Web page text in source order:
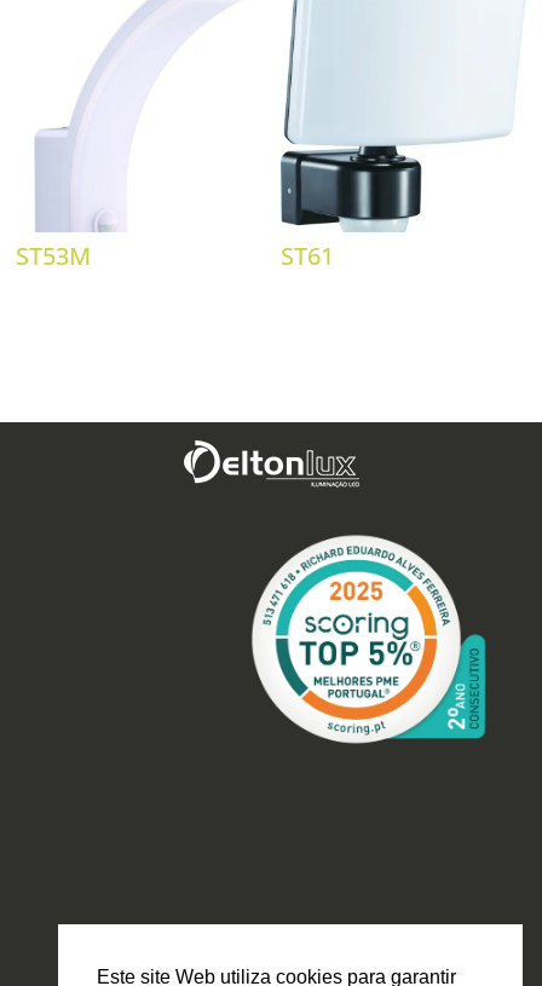
ST53M ST61
Este site Web utiliza cookies para garantir